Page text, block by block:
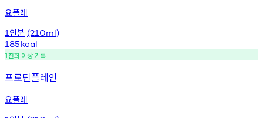
요플레
1 인분 (210ml)
185kcal
1천회 이상기록
프로틴플레인
요플레